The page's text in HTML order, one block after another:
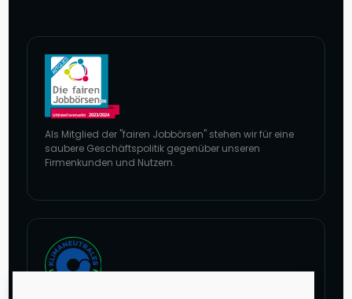
Als Mitglied der "fairen Jobbörsen" stehen wir für eine
saubere Geschäftspolitik gegenüber unseren
Firmenkunden und Nutzern.